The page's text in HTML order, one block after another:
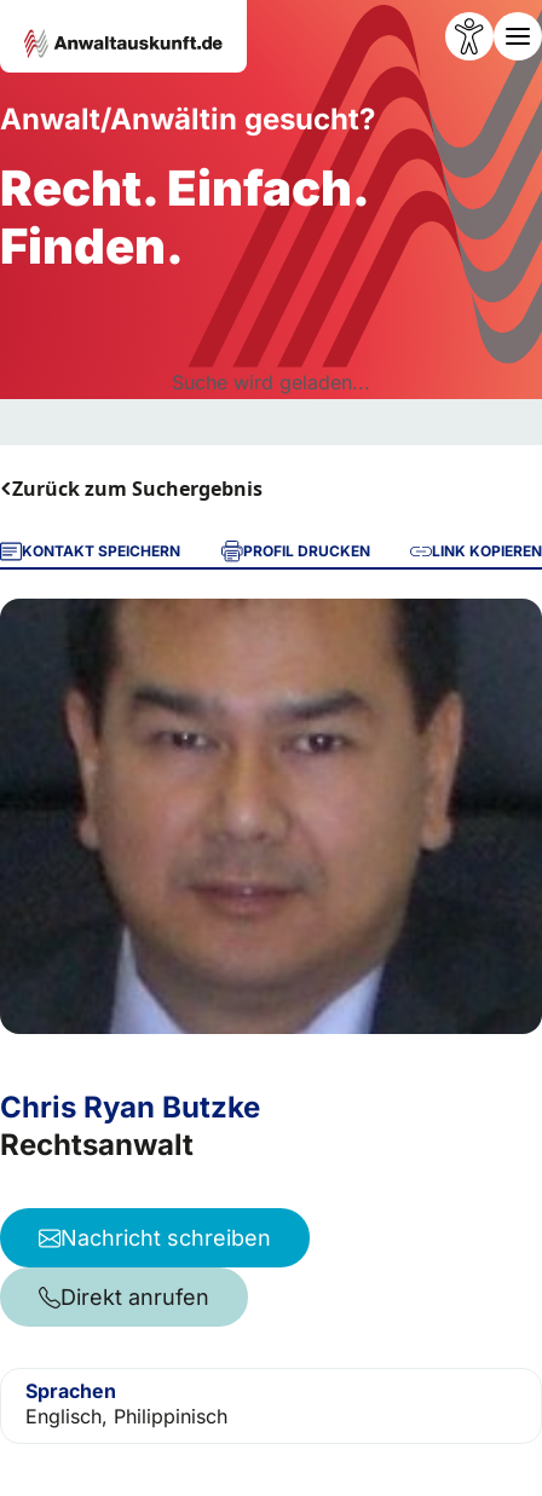
Anwalt/Anwältin gesucht?
Recht. Einfach.
Finden.
Suche wird geladen...
Zurück zum Suchergebnis
KONTAKT SPEICHERN PROFIL DRUCKEN LINK KOPIEREN
Chris Ryan Butzke
Rechtsanwalt
Nachricht schreiben
Direkt anrufen
Sprachen
Englisch, Philippinisch